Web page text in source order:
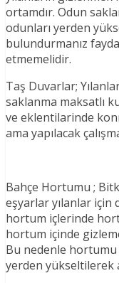
ortamdır. Odun
odunları yerden
bulundurmanız
etmemelidir.
Taş Duvarlar;
saklanma maksatlı
ve eklentilarinde
ama yapılacak
Bahçe Hortumu ;
eşyarlar yılanlar için
hortum içlerinde
hortum içinde
Bu nedenle
yerden yükseltilerek